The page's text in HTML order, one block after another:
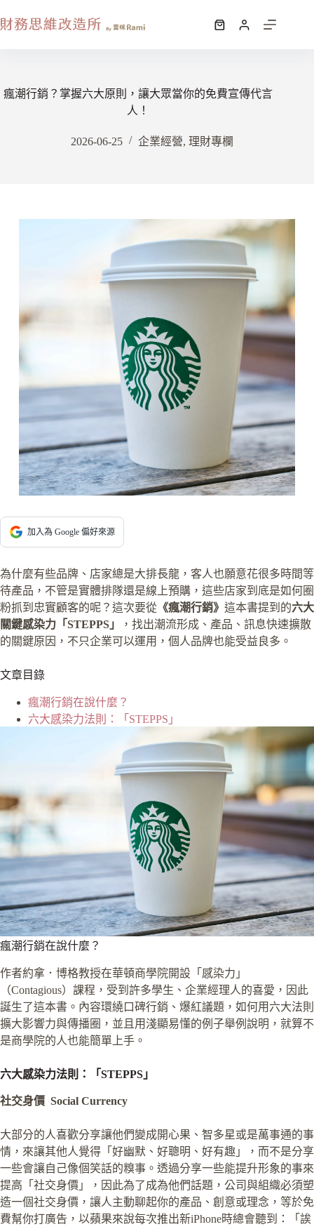
瘋潮行銷？掌握六大原則，讓大眾當你的免費宣傳代言
人！
2026-06-25 企業經營, 理財專欄
加入為 Google 偏好來源
為什麼有些品牌、店家總是大排長龍，客人也願意花很多時間等
待產品，不管是實體排隊還是線上預購，這些店家到底是如何圈
粉抓到忠實顧客的呢？這次要從 《瘋潮行銷》 這本書提到的六大
關鍵感染力「STEPPS」
，找出潮流形成、產品、訊息快速擴散
的關鍵原因，不只企業可以運用，個人品牌也能受益良多。
文章目錄
瘋潮行銷在說什麼？
六大感染力法則：「STEPPS」
瘋潮行銷在說什麼？
作者約拿．博格教授在華頓商學院開設「感染力」
（Contagious）課程，受到許多學生、企業經理人的喜愛，因此
誕生了這本書。內容環繞口碑行銷、爆紅議題，如何用六大法則
擴大影響力與傳播圈，並且用淺顯易懂的例子舉例說明，就算不
是商學院的人也能簡單上手。
六大感染力法則：「STEPPS」
社交身價 Social Currency
大部分的人喜歡分享讓他們變成開心果、智多星或是萬事通的事
情，來讓其他人覺得「好幽默、好聰明、好有趣」，而不是分享
一些會讓自己像個笑話的糗事。透過分享一些能提升形象的事來
提高「社交身價」，因此為了成為他們話題，公司與組織必須塑
造一個社交身價，讓人主動聊起你的產品、創意或理念，等於免
費幫你打廣告，以蘋果來說每次推出新iPhone時總會聽到：「誒